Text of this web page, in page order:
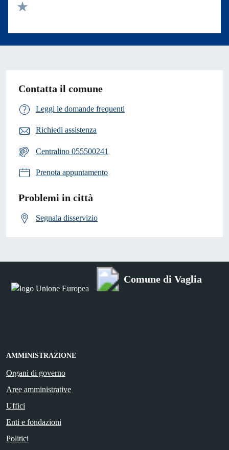
Valuta 2 stelle su 5
Contatta il comune
Leggi le domande frequenti
Richiedi assistenza
Centralino 055500241
Prenota appuntamento
Problemi in città
Segnala disservizio
Comune di Vaglia
AMMINISTRAZIONE
Organi di governo
Aree amministrative
Uffici
Enti e fondazioni
Politici